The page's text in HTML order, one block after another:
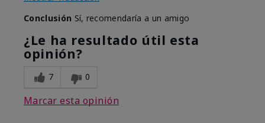
Conclusión Sí, recomendaría a un amigo
¿Le ha resultado útil esta
opinión?
7 0
Marcar esta opinión